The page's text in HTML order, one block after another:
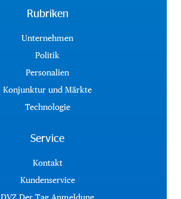
Rubriken
Unternehmen
Politik
Personalien
Konjunktur und Märkte
Technologie
Service
Kontakt
Kundenservice